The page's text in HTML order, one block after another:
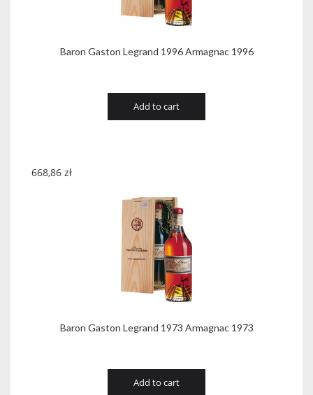
Baron Gaston Legrand 1996 Armagnac 1996
Add to cart
Baron Gaston Legrand 1973 Armagnac 1973
668,86 zł
Add to cart